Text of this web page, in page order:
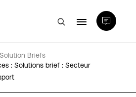
Solution Briefs
: Solutions brief : Secteur